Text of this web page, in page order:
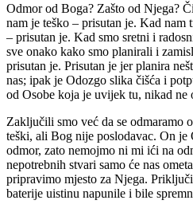
Odmor od Boga? Zašto od Njega?
nam je teško – prisutan je. Kad nam
– prisutan je. Kad smo sretni i
sve onako kako smo planirali i
prisutan je. Prisutan je jer planira
nas; ipak je Odozgo slika čišća i
od Osobe koja je uvijek tu, nikad ne
Zaključili smo već da se odmaramo
teški, ali Bog nije poslodavac. On je
odmor, zato nemojmo ni mi ići na
nepotrebnih stvari samo će nas
pripravimo mjesto za Njega.
baterije uistinu napunile i bile